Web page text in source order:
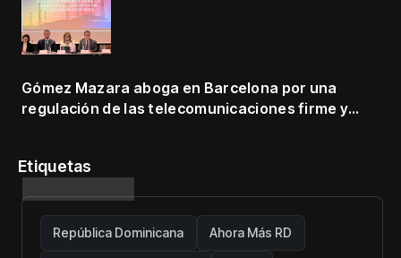
Gómez Mazara aboga en Barcelona por una
regulación de las telecomunicaciones firme y
Etiquetas
República Dominicana Ahora Más RD